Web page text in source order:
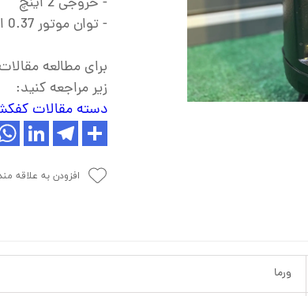
جوش
- توان موتور 0.37 اسب
برای مطالعه
زیر مراجعه کنید:
دسته مقالات
افزودن به علاقه
ورما